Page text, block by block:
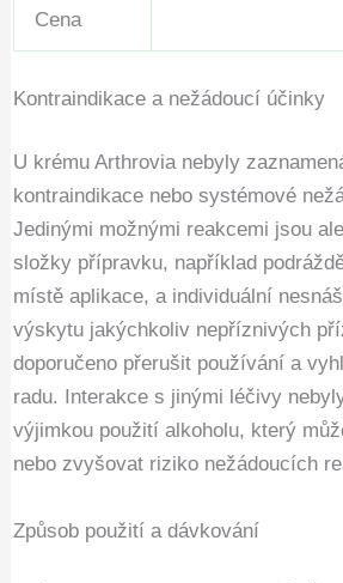
Cena
Kontraindikace a nežádoucí účinky
U krému Arthrovia nebyly
kontraindikace nebo systémové
Jedinými možnými reakcemi jsou
složky přípravku, například
místě aplikace, a individuální
výskytu jakýchkoliv nepříznivých
doporučeno přerušit používání a
radu. Interakce s jinými léčivy
výjimkou použití alkoholu, který
nebo zvyšovat riziko nežádoucích
Způsob použití a dávkování